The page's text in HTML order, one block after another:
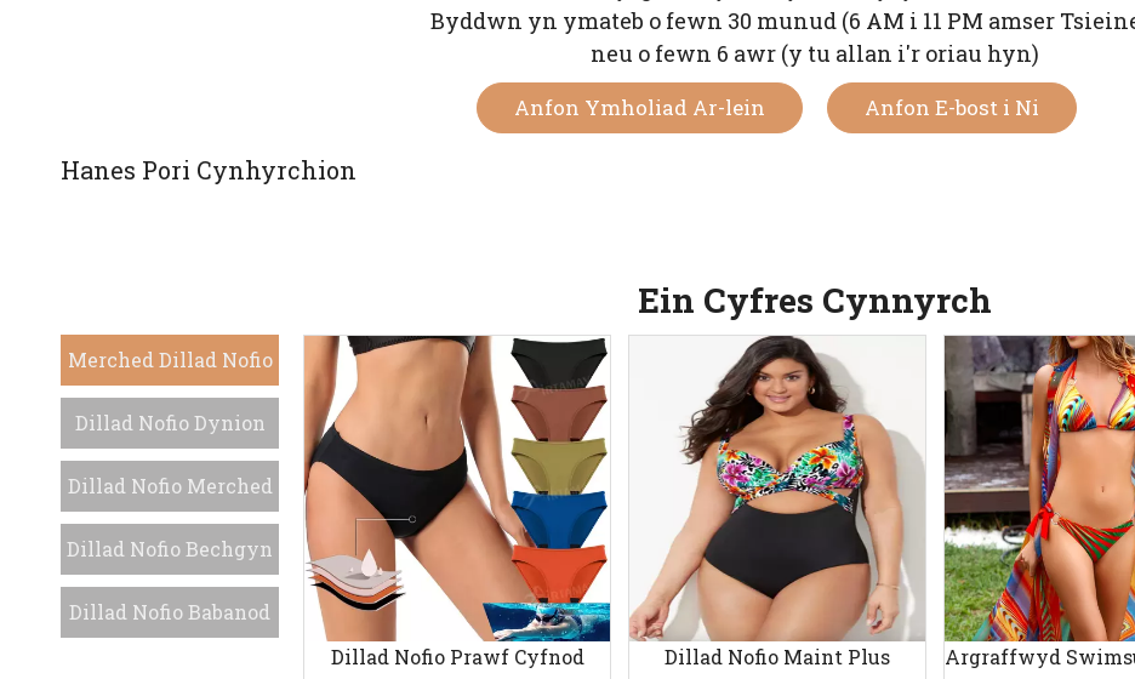
Byddwn yn ymateb o fewn 30 munud (6 AM i 11 PM amser
neu o fewn 6 awr (y tu allan i'r oriau hyn)
Anfon Ymholiad Ar-lein Anfon E-bost i Ni
Hanes Pori Cynhyrchion
Ein Cyfres Cynnyrch
Merched Dillad Nofio
Dillad Nofio Dynion
Dillad Nofio Merched
Dillad Nofio Bechgyn
Dillad Nofio Babanod
Dillad Nofio Prawf Cyfnod
Dillad Nofio Maint Plus